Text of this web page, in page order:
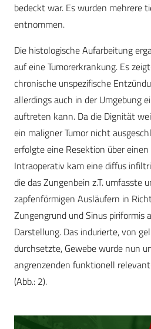
bedeckt war. Es wurden mehrere
entnommen.
Die histologische Aufarbeitung
auf eine Tumorerkrankung. Es
chronische unspezifische
allerdings auch in der Umgebung
auftreten kann. Da die Dignität
ein maligner Tumor nicht
erfolgte eine Resektion über
Intraoperativ kam eine diffus
die das Zungenbein z.T. umfasste
zapfenförmigen Ausläufern in
Zungengrund und Sinus piriformis
Darstellung. Das indurierte, von
durchsetzte, Gewebe wurde nun
angrenzenden funktionell
(Abb.: 2).